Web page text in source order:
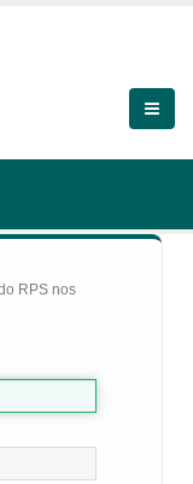
RPS nos